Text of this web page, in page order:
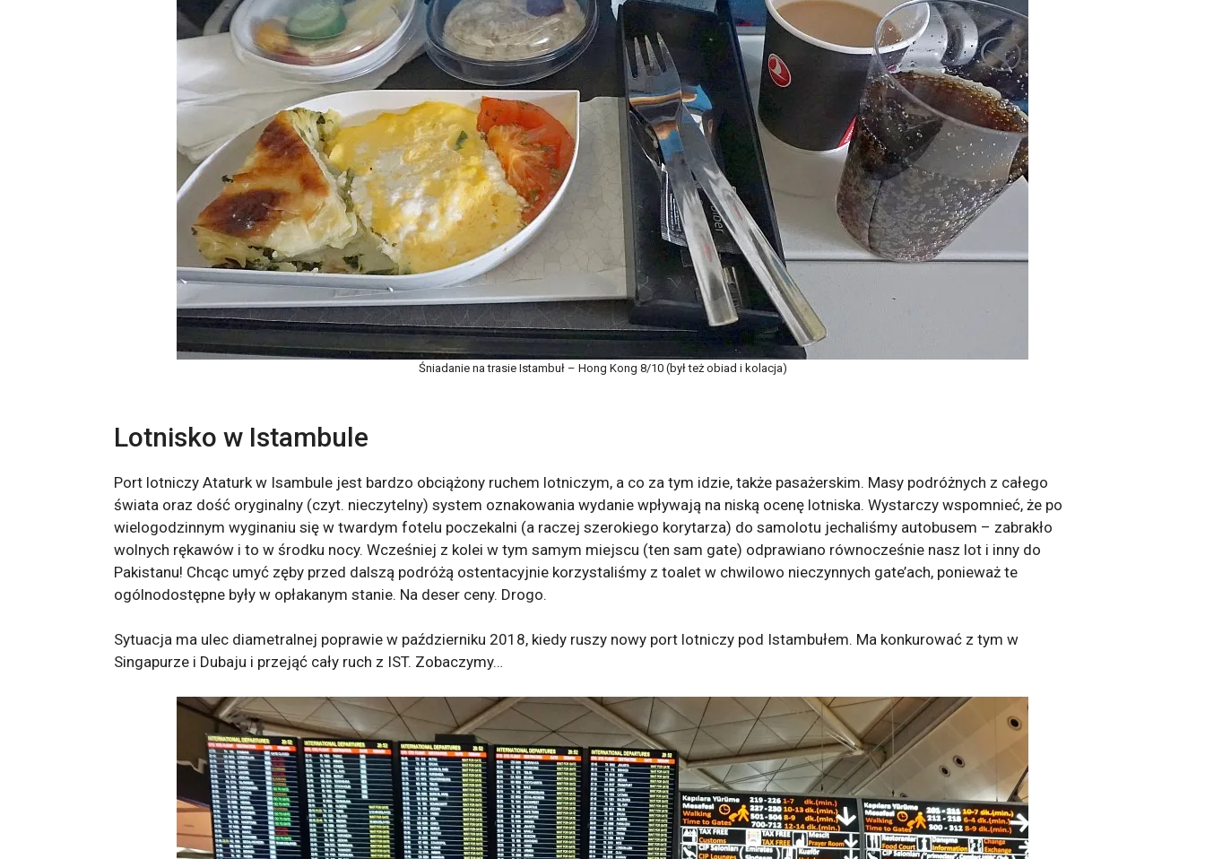
Śniadanie na trasie Istambuł – Hong Kong 8/10 (był też obiad i kolacja)
Lotnisko w Istambule
Port lotniczy Ataturk w Isambule jest bardzo obciążony ruchem lotniczym, a co za tym idzie, także pasażerskim. Masy podróżnych z całego
świata oraz dość oryginalny (czyt. nieczytelny) system oznakowania wydanie wpływają na niską ocenę lotniska. Wystarczy wspomnieć, że po
wielogodzinnym wyginaniu się w twardym fotelu poczekalni (a raczej szerokiego korytarza) do samolotu jechaliśmy autobusem – zabrakło
wolnych rękawów i to w środku nocy. Wcześniej z kolei w tym samym miejscu (ten sam gate) odprawiano równocześnie nasz lot i inny do
Pakistanu! Chcąc umyć zęby przed dalszą podróżą ostentacyjnie korzystaliśmy z toalet w chwilowo nieczynnych gate’ach, ponieważ te
ogólnodostępne były w opłakanym stanie. Na deser ceny. Drogo.
Sytuacja ma ulec diametralnej poprawie w październiku 2018, kiedy ruszy nowy port lotniczy pod Istambułem. Ma konkurować z tym w
Singapurze i Dubaju i przejąć cały ruch z IST. Zobaczymy…